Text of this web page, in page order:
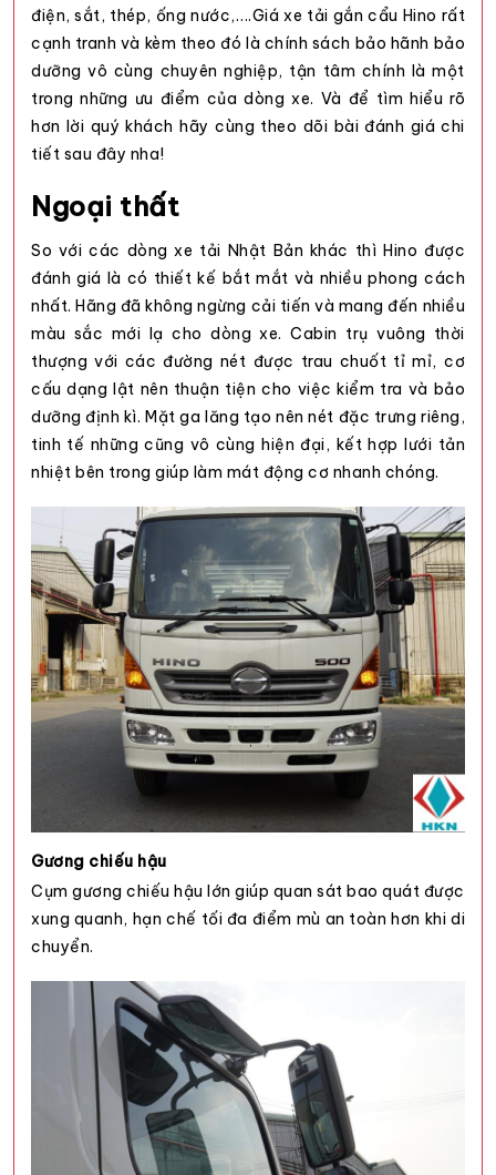
điện, sắt, thép, ống nước,….Giá xe tải gắn cẩu Hino rất
cạnh tranh và kèm theo đó là chính sách bảo hãnh bảo
dưỡng vô cùng chuyên nghiệp, tận tâm chính là một
trong những ưu điểm của dòng xe. Và để tìm hiểu rõ
hơn lời quý khách hãy cùng theo dõi bài đánh giá chi
tiết sau đây nha!
Ngoại thất
So với các dòng xe tải Nhật Bản khác thì Hino được
đánh giá là có thiết kế bắt mắt và nhiều phong cách
nhất. Hãng đã không ngừng cải tiến và mang đến nhiều
màu sắc mới lạ cho dòng xe. Cabin trụ vuông thời
thượng với các đường nét được trau chuốt tỉ mỉ, cơ
cấu dạng lật nên thuận tiện cho việc kiểm tra và bảo
dưỡng định kì. Mặt ga lăng tạo nên nét đặc trưng riêng,
tinh tế những cũng vô cùng hiện đại, kết hợp lưới tản
nhiệt bên trong giúp làm mát động cơ nhanh chóng.
Gương chiếu hậu
Cụm gương chiếu hậu lớn giúp quan sát bao quát được
xung quanh, hạn chế tối đa điểm mù an toàn hơn khi di
chuyển.